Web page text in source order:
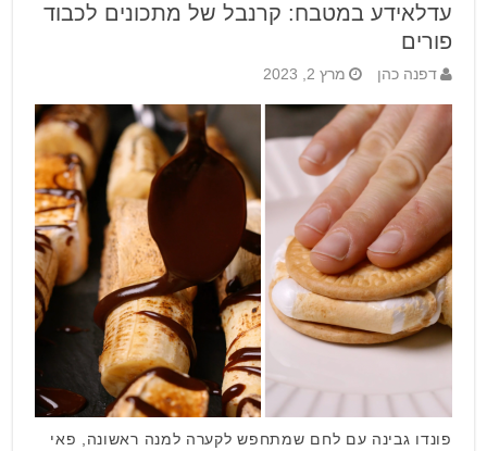
עדלאידע במטבח: קרנבל של מתכונים לכבוד
פורים
דפנה כהן מרץ 2, 2023
פונדו גבינה עם לחם שמתחפש לקערה למנה ראשונה, פאי